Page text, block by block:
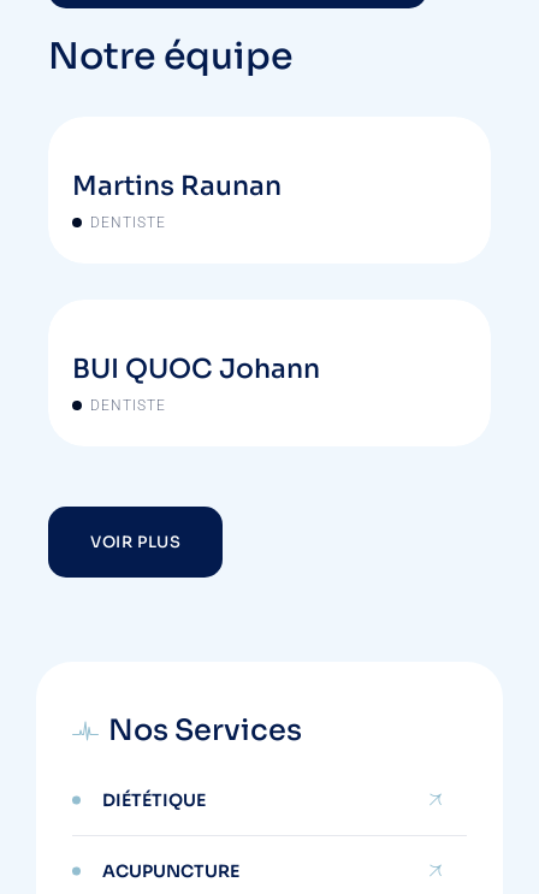
Notre équipe
Martins Raunan
DENTISTE
BUI QUOC Johann
DENTISTE
VOIR PLUS
Nos Services
DIÉTÉTIQUE
ACUPUNCTURE